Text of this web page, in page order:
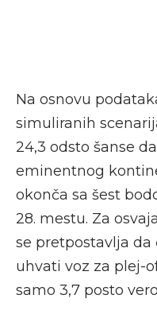
Na osnovu
simuliranih
24,3 odsto šanse
eminentnog
okonča sa šest
28. mestu. Za
se pretpostavlja da
uhvati voz za plej-
samo 3,7 posto